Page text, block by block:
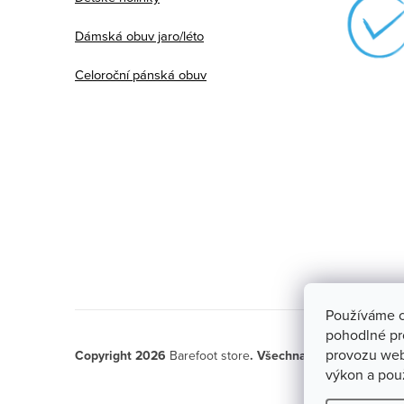
Používáme
pohodlné
provozu
výkon a
Dámská obuv jaro/léto
Celoroční pánská obuv
Copyright 2026 Barefoot store. Všechna práva